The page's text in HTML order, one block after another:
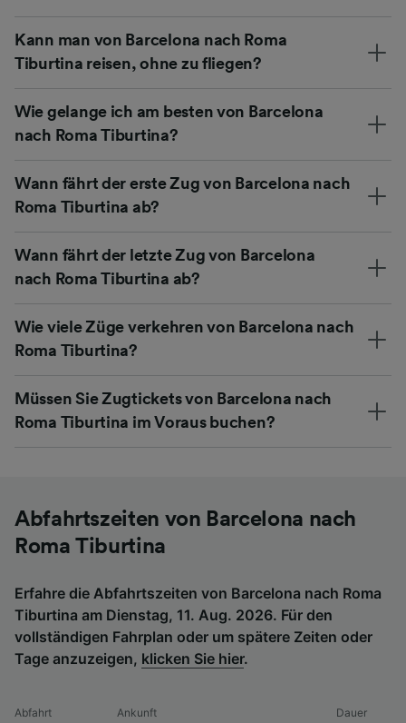
Kann man von Barcelona nach Roma
Tiburtina reisen, ohne zu fliegen?
Wie gelange ich am besten von Barcelona
nach Roma Tiburtina?
Wann fährt der erste Zug von Barcelona nach
Roma Tiburtina ab?
Wann fährt der letzte Zug von Barcelona
nach Roma Tiburtina ab?
Wie viele Züge verkehren von Barcelona nach
Roma Tiburtina?
Müssen Sie Zugtickets von Barcelona nach
Roma Tiburtina im Voraus buchen?
Abfahrtszeiten von Barcelona nach
Roma Tiburtina
Erfahre die Abfahrtszeiten von Barcelona nach Roma
Tiburtina am Dienstag, 11. Aug. 2026. Für den
vollständigen Fahrplan oder um spätere Zeiten oder
Tage anzuzeigen, klicken Sie hier.
Abfahrt Ankunft Dauer